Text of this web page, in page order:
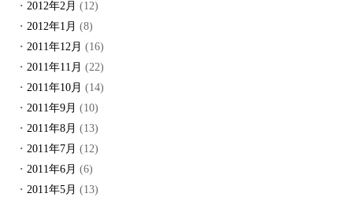
2012年2月 (12)
2012年1月 (8)
2011年12月 (16)
2011年11月 (22)
2011年10月 (14)
2011年9月 (10)
2011年8月 (13)
2011年7月 (12)
2011年6月 (6)
2011年5月 (13)